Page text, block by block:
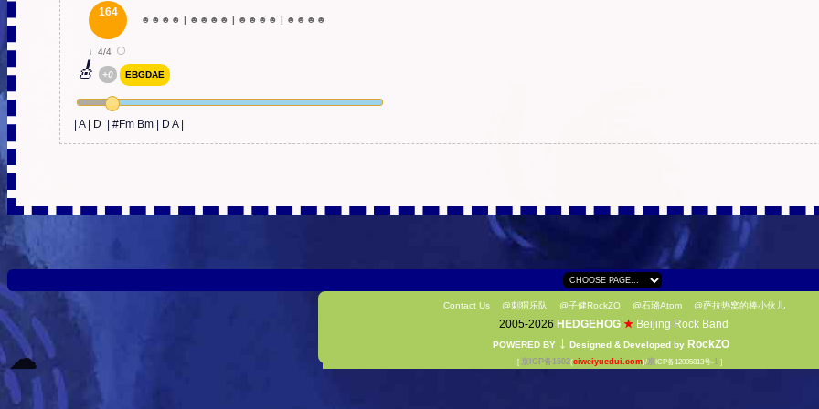
164
☻ ☻ ☻ ☻ | ☻ ☻ ☻ ☻ | ☻ ☻ ☻ ☻ | ☻ ☻ ☻ ☻
♩4/4
🎸 +0 EBGDAE
| A | D  | #Fm Bm | D A |
Contact Us @刺猬乐队 @子健RockZO @石璐Atom @萨拉热窝的棒小伙儿
2005-2026 HEDGEHOG ★ Beijing Rock Band
POWERED BY ↓ Designed & Developed by RockZO
[ 京ICP备1502(ciweiyuedui.com)/京ICP备12005813号-1 ]
☁